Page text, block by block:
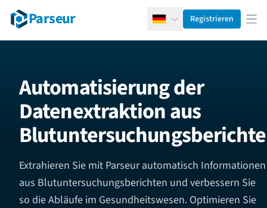
Parseur DeutschRegistrieren
Automatisierung der
Datenextraktion aus
Extrahieren Sie mit Parseur automatisch Informationen
aus Blutuntersuchungsberichten und verbessern Sie
so die Abläufe im Gesundheitswesen. Optimieren Sie